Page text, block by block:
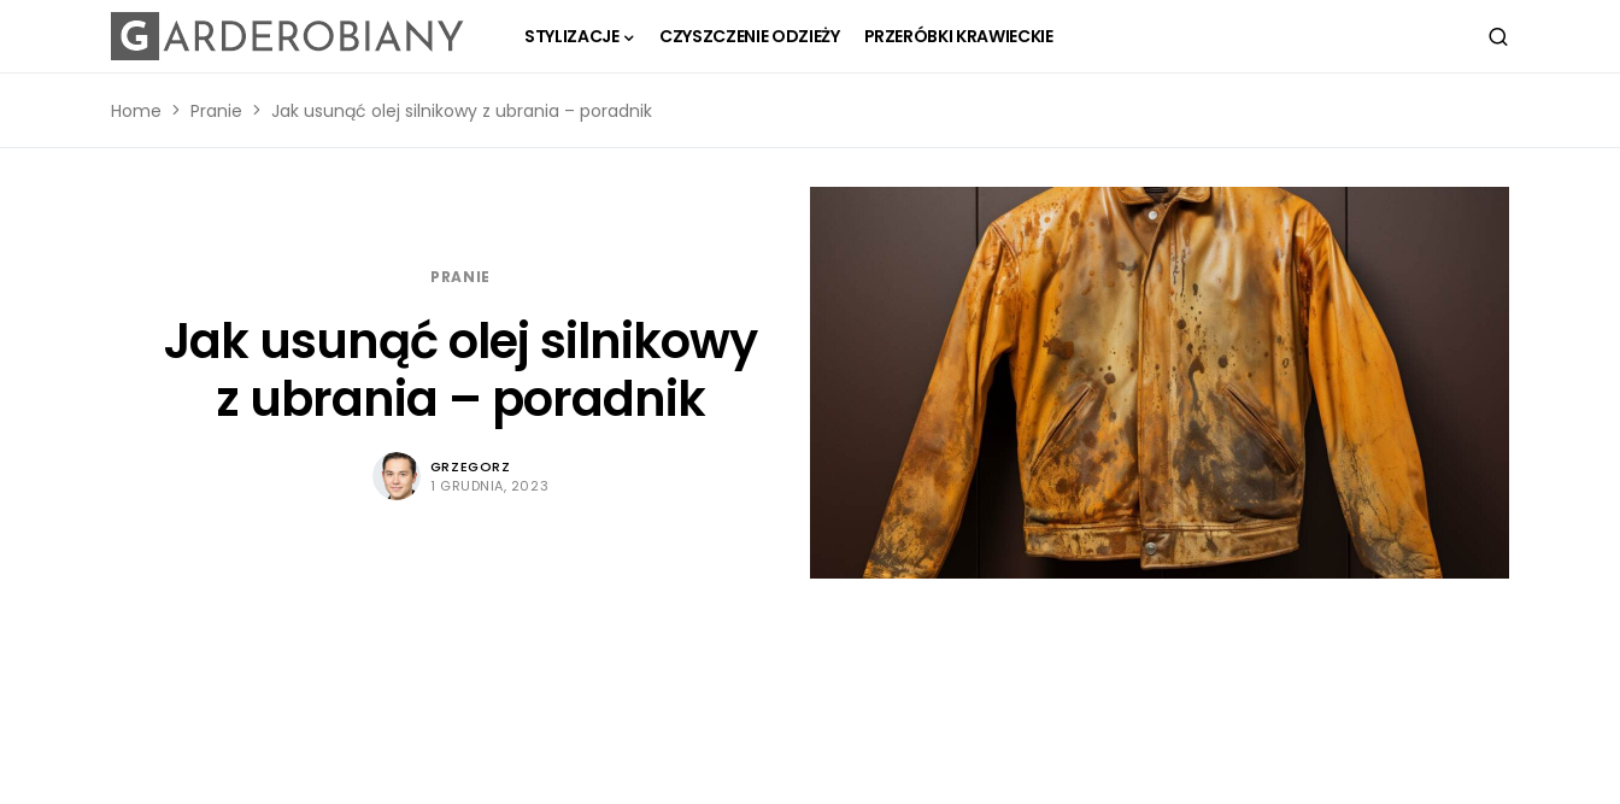
STYLIZACJE CZYSZCZENIE ODZIEŻY PRZERÓBKI KRAWIECKIE
Home Pranie Jak usunąć olej silnikowy z ubrania – poradnik
PRANIE
Jak usunąć olej silnikowy
z ubrania – poradnik
GRZEGORZ
1 GRUDNIA, 2023